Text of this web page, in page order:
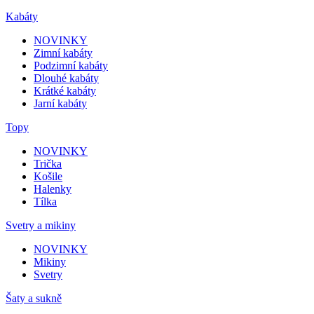
Kabáty
NOVINKY
Zimní kabáty
Podzimní kabáty
Dlouhé kabáty
Krátké kabáty
Jarní kabáty
Topy
NOVINKY
Trička
Košile
Halenky
Tílka
Svetry a mikiny
NOVINKY
Mikiny
Svetry
Šaty a sukně